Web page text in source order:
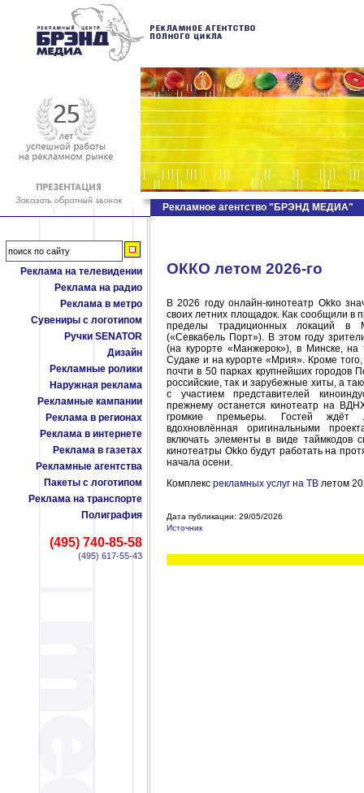
Реклама на телевидении
Реклама на радио
Реклама в метро
Сувениры с логотипом
Ручки SENATOR
Дизайн
Рекламные ролики
Наружная реклама
Рекламные кампании
Реклама в регионах
Реклама в интернете
Реклама в газетах
Рекламные агентства
Пакеты с логотипом
Реклама на транспорте
Полиграфия
(495) 740-85-58
(495) 617-55-43
Рекламное агентство "БРЭНД МЕДИА"
ОККО летом 2026-го
​В 2026 году онлайн-кинотеатр Okko
своих летних площадок. Как сообщили в
пределы традиционных локаций в
(«Севкабель Порт»). В этом году
(на курорте «Манжерок»), в Минске, на
Судаке и на курорте «Мрия». Кроме
почти в 50 парках крупнейших городов
российские, так и зарубежные хиты, а
с участием представителей
прежнему останется кинотеатр на
громкие премьеры. Гостей ждёт
вдохновлённая оригинальными
включать элементы в виде таймкодов
кинотеатры Okko будут работать на
начала осени.
Комплекс рекламных услуг на ТВ летом
Дата публикации: 29/05/2026
Источник